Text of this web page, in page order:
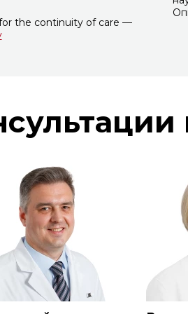
the continuity of care —